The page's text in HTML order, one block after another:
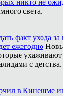
никто не
света.
факт ухода
ежегодно
ухаживают
с детства.
в Кинешме